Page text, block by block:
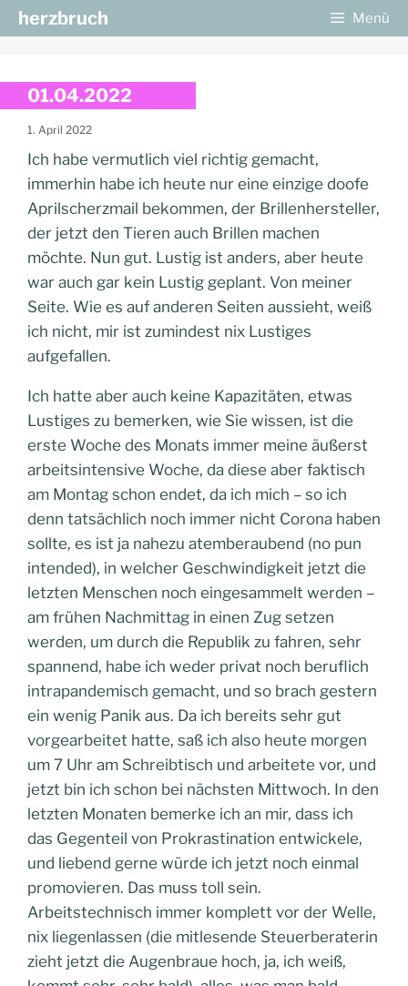
Zum
Inhalt
herzbruch Menü
01.04.2022
1. April 2022
Ich habe vermutlich viel richtig gemacht,
immerhin habe ich heute nur eine einzige doofe
Aprilscherzmail bekommen, der Brillenhersteller,
der jetzt den Tieren auch Brillen machen
möchte. Nun gut. Lustig ist anders, aber heute
war auch gar kein Lustig geplant. Von meiner
Seite. Wie es auf anderen Seiten aussieht, weiß
ich nicht, mir ist zumindest nix Lustiges
aufgefallen.
Ich hatte aber auch keine Kapazitäten, etwas
Lustiges zu bemerken, wie Sie wissen, ist die
erste Woche des Monats immer meine äußerst
arbeitsintensive Woche, da diese aber faktisch
am Montag schon endet, da ich mich – so ich
denn tatsächlich noch immer nicht Corona haben
sollte, es ist ja nahezu atemberaubend (no pun
intended), in welcher Geschwindigkeit jetzt die
letzten Menschen noch eingesammelt werden –
am frühen Nachmittag in einen Zug setzen
werden, um durch die Republik zu fahren, sehr
spannend, habe ich weder privat noch beruflich
intrapandemisch gemacht, und so brach gestern
ein wenig Panik aus. Da ich bereits sehr gut
vorgearbeitet hatte, saß ich also heute morgen
um 7 Uhr am Schreibtisch und arbeitete vor, und
jetzt bin ich schon bei nächsten Mittwoch. In den
letzten Monaten bemerke ich an mir, dass ich
das Gegenteil von Prokrastination entwickele,
und liebend gerne würde ich jetzt noch einmal
promovieren. Das muss toll sein.
Arbeitstechnisch immer komplett vor der Welle,
nix liegenlassen (die mitlesende Steuerberaterin
zieht jetzt die Augenbraue hoch, ja, ich weiß,